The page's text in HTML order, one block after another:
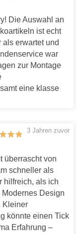
Die Auswahl an
ist echt
erwartet und
war
zur Montage
eine klasse
3 Jahren zuvor
überrascht von
schneller als
hilfreich, als ich
Design
Kleiner
könnte einen Tick
Erfahrung –